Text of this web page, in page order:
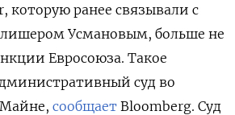
которую ранее связывали с
Усмановым, больше не
Евросоюза. Такое
суд во
сообщает Bloomberg. Суд